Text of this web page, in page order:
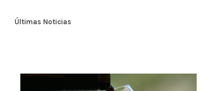
Últimas Noticias